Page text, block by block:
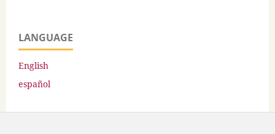
LANGUAGE
English
español